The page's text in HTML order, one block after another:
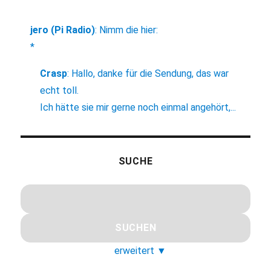
jero (Pi Radio): Nimm die hier:
*
Crasp: Hallo, danke für die Sendung, das war
echt toll.
Ich hätte sie mir gerne noch einmal angehört,...
SUCHE
erweitert ▼